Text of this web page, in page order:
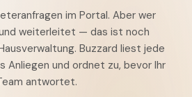
casavi
Mieteranfragen
automatisieren
—
im Portal. Aber wer
weiterleitet — das ist noch
Buzzard liest jede
Anliegen und ordnet zu, bevor Ihr
antwortet.